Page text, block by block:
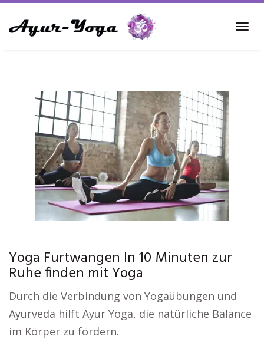
to
Yoga Furtwangen In 10 Minuten zur
Ruhe finden mit Yoga
Durch die Verbindung von Yogaübungen und
Ayurveda hilft Ayur Yoga, die natürliche Balance
im Körper zu fördern.